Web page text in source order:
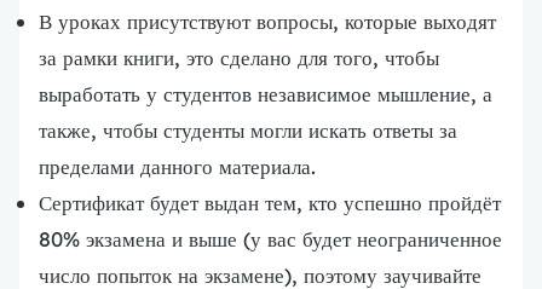
В уроках присутствуют вопросы, которые выходят
за рамки книги, это сделано для того, чтобы
выработать у студентов независимое мышление, а
также, чтобы студенты могли искать ответы за
пределами данного материала.
Сертификат будет выдан тем, кто успешно пройдёт
80% экзамена и выше (у вас будет неограниченное
число попыток на экзамене), поэтому заучивайте